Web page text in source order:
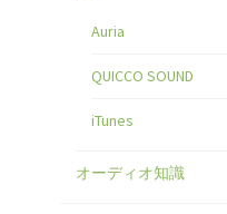
Auria
QUICCO SOUND
iTunes
オーディオ知識